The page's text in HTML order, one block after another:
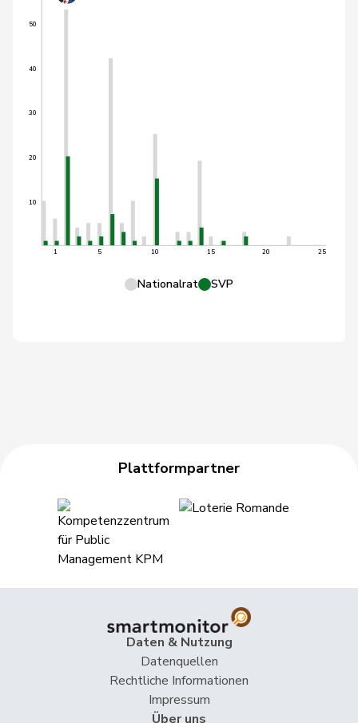
10
20
30
40
50
1 5 10 15 20 25
Nationalrat SVP
Plattformpartner
Daten & Nutzung
Datenquellen
Rechtliche Informationen
Impressum
Über uns